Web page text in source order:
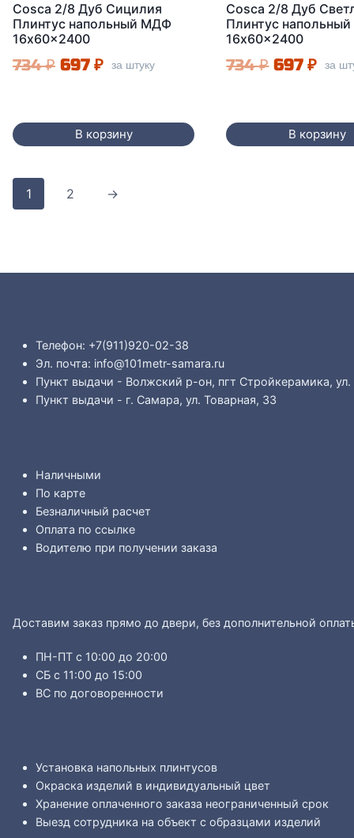
Cosca 2/8 Дуб Сицилия
Плинтус напольный МДФ
16x60x2400
734₽ Первоначальная
734 ₽.
697 ₽Текущая
за штуку
В корзину
Cosca 2/8 Дуб
Плинтус
16x60x2400
734₽
734 ₽.
697₽ за
В корзину
1 2 →
Телефон: +7(911)920-02-38
Эл. почта: info@101metr-samara.ru
Пункт выдачи - Волжский р-он, пгт Стройкерамика,
Пункт выдачи - г. Самара, ул. Товарная, 33
Наличными
По карте
Безналичный расчет
Оплата по ссылке
Водителю при получении заказа
Доставим заказ прямо до двери, без дополнительной
ПН-ПТ с 10:00 до 20:00
СБ с 11:00 до 15:00
ВС по договоренности
Установка напольных плинтусов
Окраска изделий в индивидуальный цвет
Хранение оплаченного заказа неограниченный срок
Выезд сотрудника на объект с образцами изделий